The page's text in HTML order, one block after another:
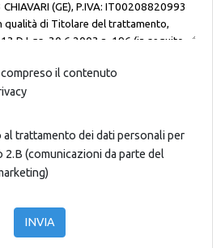
il contenuto
trattamento dei dati personali per
2.B (comunicazioni da parte del
INVIA